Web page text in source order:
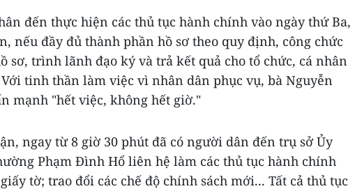
đến thực hiện các thủ tục hành chính vào ngày thứ Ba,
nếu đầy đủ thành phần hồ sơ theo quy định, công chức
sơ, trình lãnh đạo ký và trả kết quả cho tổ chức, cá nhân
tinh thần làm việc vì nhân dân phục vụ, bà Nguyễn
mạnh "hết việc, không hết giờ."
ngay từ 8 giờ 30 phút đã có người dân đến trụ sở Ủy
Phạm Đình Hổ liên hệ làm các thủ tục hành chính
tờ; trao đổi các chế độ chính sách mới... Tất cả thủ tục